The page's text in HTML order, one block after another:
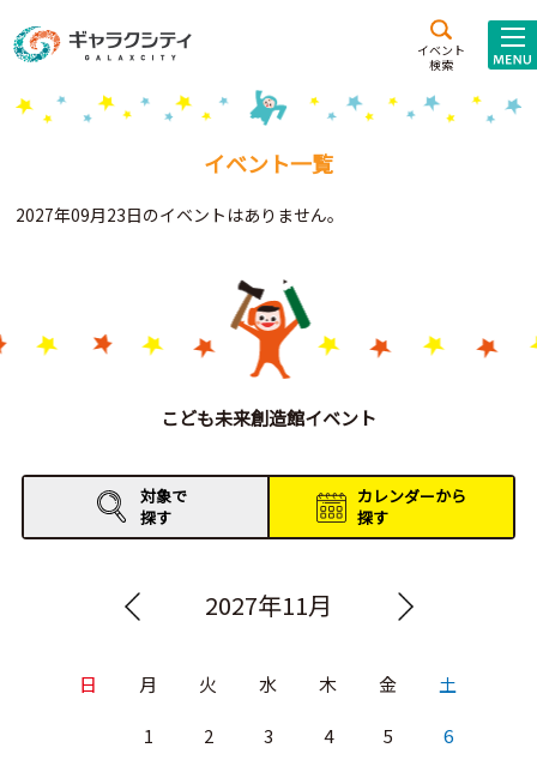
イベント
検索
施設案内
こども
西新井
施設･
Gがくえん
お知らせ
イベントレポート
イベント一覧
2027年09月23日のイベントはありません。
こども未来創造館イベント
対象で
探す
カレンダーから
探す
2027年11月
日 月 火 水 木 金 土
1 2 3 4 5 6